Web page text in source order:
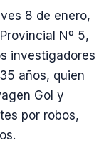
8 de enero,
Nº 5,
investigadores
años, quien
Gol y
por robos,